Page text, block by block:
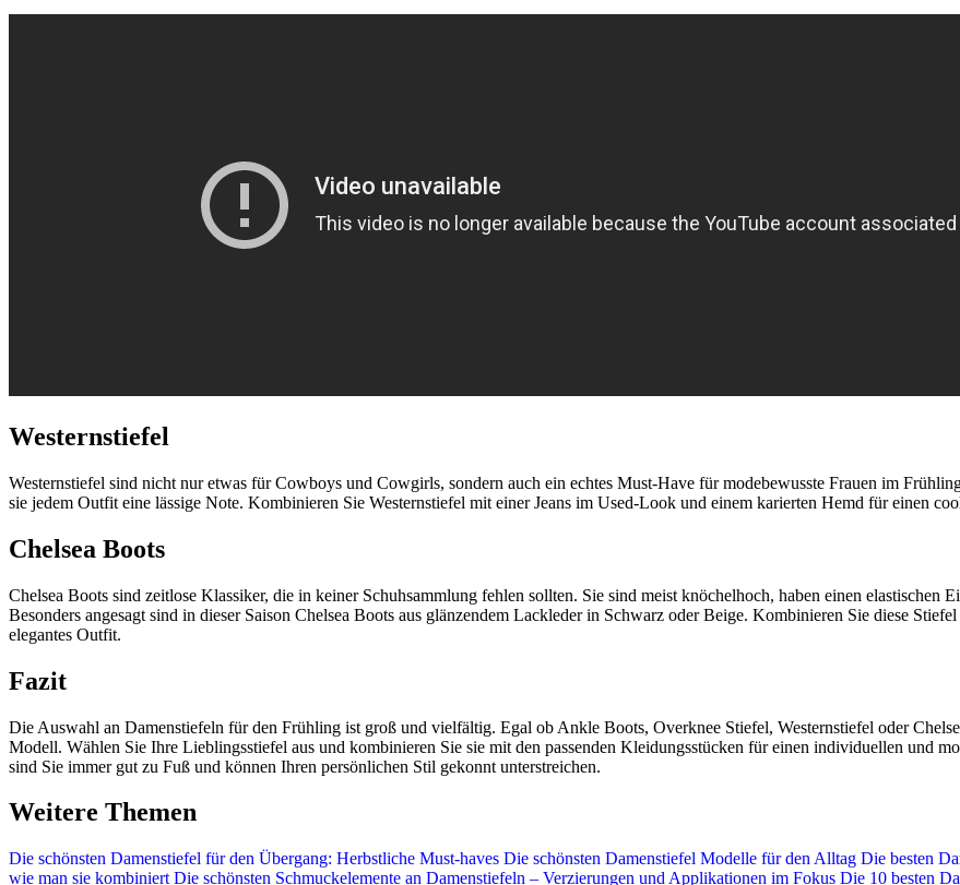
Westernstiefel
Westernstiefel sind nicht nur etwas für Cowboys und Cowgirls, sondern auch ein echtes Must-Have für modebewusste Frauen im
sie jedem Outfit eine lässige Note. Kombinieren Sie Westernstiefel mit einer Jeans im Used-Look und einem karierten Hemd für einen
Chelsea Boots
Chelsea Boots sind zeitlose Klassiker, die in keiner Schuhsammlung fehlen sollten. Sie sind meist knöchelhoch, haben einen elastischen
Besonders angesagt sind in dieser Saison Chelsea Boots aus glänzendem Lackleder in Schwarz oder Beige. Kombinieren Sie diese
elegantes Outfit.
Fazit
Die Auswahl an Damenstiefeln für den Frühling ist groß und vielfältig. Egal ob Ankle Boots, Overknee Stiefel, Westernstiefel oder
Modell. Wählen Sie Ihre Lieblingsstiefel aus und kombinieren Sie sie mit den passenden Kleidungsstücken für einen individuellen und
sind Sie immer gut zu Fuß und können Ihren persönlichen Stil gekonnt unterstreichen.
Weitere Themen
Die schönsten Damenstiefel für den Übergang: Herbstliche Must-haves Die schönsten Damenstiefel Modelle für den Alltag Die besten
wie man sie kombiniert Die schönsten Schmuckelemente an Damenstiefeln – Verzierungen und Applikationen im Fokus Die 10 besten